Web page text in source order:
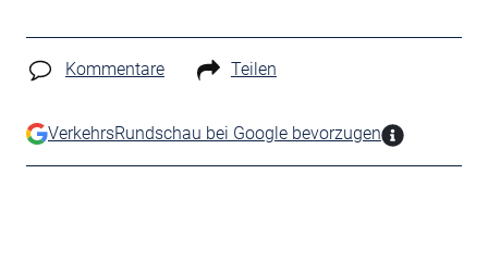
Kommentare Teilen
VerkehrsRundschau bei Google bevorzugen